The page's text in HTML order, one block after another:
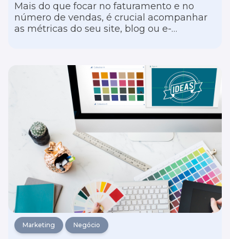
Mais do que focar no faturamento e no
número de vendas, é crucial acompanhar
as métricas do seu site, blog ou e-
público, mas também avalia se o seu
conteúdo está alcançando o engajamento
desejado ou se é necessário melhorar o
desempenho das páginas.
Marketing Negócio